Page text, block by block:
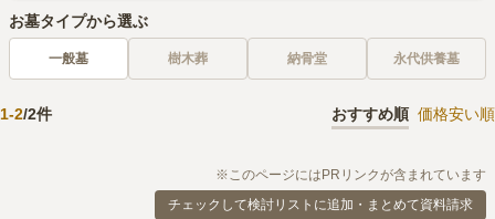
お墓タイプから選ぶ
一般墓 樹木葬 納骨堂 永代供養墓
1-2/2件 おすすめ順 価格安い順
※このページにはPRリンクが含まれています
チェックして検討リストに追加・まとめて資料請求